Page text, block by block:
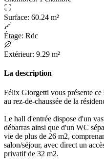
Surface: 60.24 m²
Étage: Rdc
Extérieur: 9.29 m²
La description
Félix Giorgetti vous présente ce
au rez-de-chaussée de la
Le hall d'entrée dispose d'un
débarras ainsi que d'un WC
vie de plus de 26 m2,
salon/séjour, avec direct un
privatif de 32 m2.